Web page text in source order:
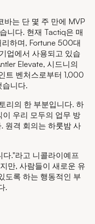
바는 단 몇 주 만에 MVP
니다. 현재 Tactiq은 매
하며, Fortune 500대
업에서 사용되고 있습
Elevate, 시드니의
트 벤처스로부터 1,000
습니다.
리의 한 부분입니다. 하
이 우리 모두의 업무 방
원격 회의는 하룻밤 사
."라고 니콜라이예프
만, 사람들이 새로운 유
도록 하는 행동적인 부
.